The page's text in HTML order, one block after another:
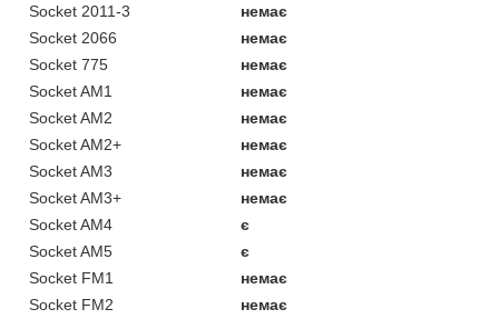
Socket 2011-3
немає
Socket 2066
немає
Socket 775
немає
Socket AM1
немає
Socket AM2
немає
Socket AM2+
немає
Socket AM3
немає
Socket AM3+
немає
Socket AM4
є
Socket AM5
є
Socket FM1
немає
Socket FM2
немає